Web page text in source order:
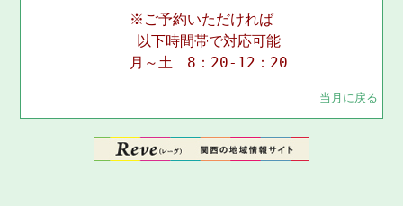
※ご予約いただければ
以下時間帯で対応可能
月～土 8：20-12：20
当月に戻る